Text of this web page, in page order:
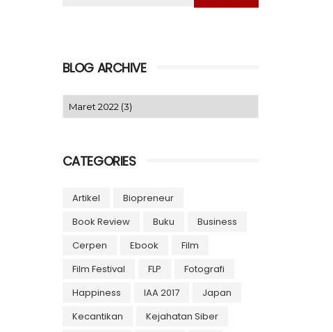
BLOG ARCHIVE
CATEGORIES
Artikel
Biopreneur
Book Review
Buku
Business
Cerpen
Ebook
Film
Film Festival
FLP
Fotografi
Happiness
IAA 2017
Japan
Kecantikan
Kejahatan Siber